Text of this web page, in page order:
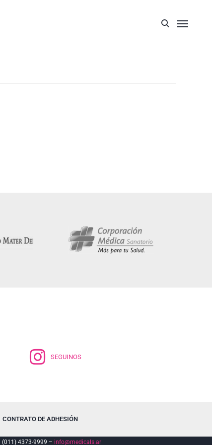
SEGUINOS
CONTRATO DE ADHESIÓN
(011) 4373-9999 – info@medicals.ar